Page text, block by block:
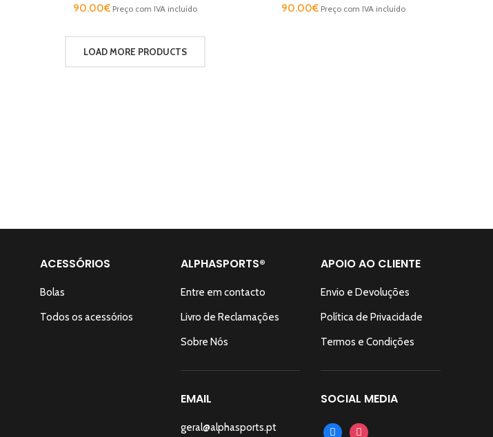
90.00€ Preço com IVA incluído
90.00€ Preço com IVA incluído
LOAD MORE PRODUCTS
ACESSÓRIOS
Bolas
Todos os acessórios
ALPHASPORTS®
Entre em contacto
Livro de Reclamações
Sobre Nós
EMAIL
geral@alphasports.pt
APOIO AO CLIENTE
Envio e Devoluções
Política de Privacidade
Termos e Condições
SOCIAL MEDIA
facebookinstagram